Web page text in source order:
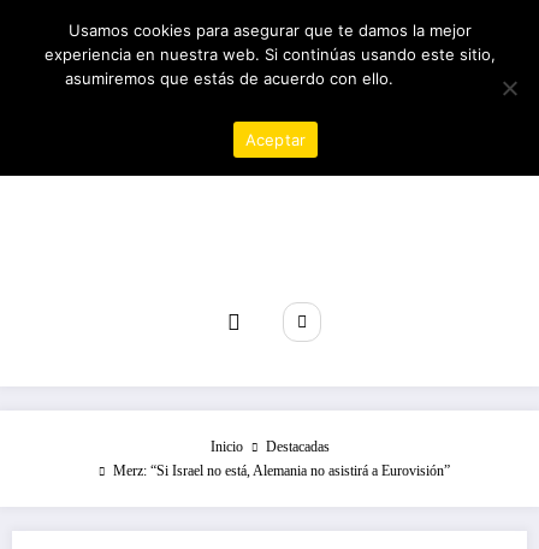
contenido
10/08/2026 12:30:47 PM
Inicio
Destacadas
Merz: “Si Israel no está, Alemania no asistirá a Eurovisión”
Usamos cookies para asegurar que te damos la mejor
experiencia en nuestra web. Si continúas usando este sitio,
asumiremos que estás de acuerdo con ello.
Aceptar